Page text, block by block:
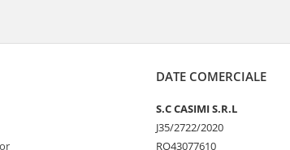
DATE COMERCIALE
S.C CASIMI S.R.L
J35/2722/2020
RO43077610